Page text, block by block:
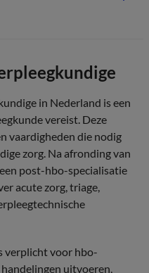
in Nederland is een
vereist. Deze
vaardigheden die nodig
zorg. Na afronding van
post-hbo-specialisatie
acute zorg, triage,
verplicht voor hbo-
uitvoeren,